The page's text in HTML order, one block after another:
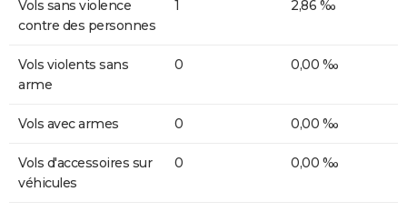
Vols sans violence
contre des personnes
1 2,86 ‰
Vols violents sans
arme
0 0,00 ‰
Vols avec armes 0 0,00 ‰
Vols d'accessoires sur
véhicules
0 0,00 ‰